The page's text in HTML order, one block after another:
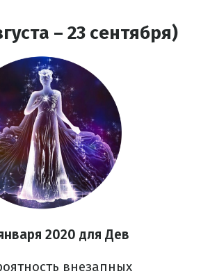
– 23 сентября)
2020 для Дев
внезапных